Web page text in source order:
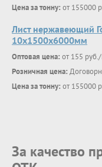
Цена за тонну: от 155000
Лист нержавеющий
10x1500x6000мм
Оптовая цена: от 155 руб./
Розничная цена:
Цена за тонну: от 155000
За качество